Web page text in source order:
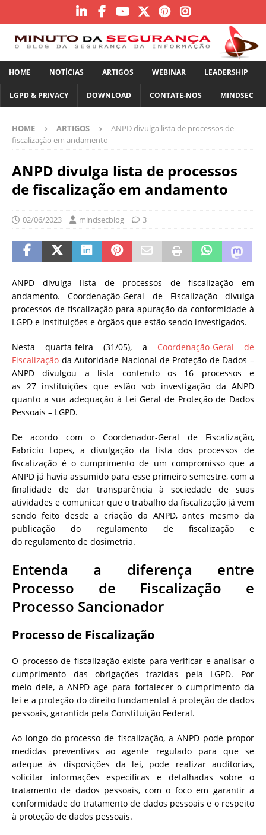
HOME NOTÍCIAS ARTIGOS WEBINAR LEADERSHIP
LGPD & PRIVACY DOWNLOAD CONTATE-NOS MINDSEC
HOME ARTIGOS
ANPD divulga lista de processos de
fiscalização em andamento
ANPD divulga lista de processos
de fiscalização em andamento
02/06/2023 mindsecblog 3
ANPD divulga lista de processos de fiscalização em
andamento. Coordenação-Geral de Fiscalização divulga
processos de fiscalização para apuração da conformidade à
LGPD e instituições e órgãos que estão sendo investigados.
Nesta quarta-feira (31/05), a Coordenação-Geral de
Fiscalização da Autoridade Nacional de Proteção de Dados –
ANPD divulgou a lista contendo os 16 processos e
as 27 instituições que estão sob investigação da ANPD
quanto a sua adequação à Lei Geral de Proteção de Dados
Pessoais – LGPD.
De acordo com o Coordenador-Geral de Fiscalização,
Fabrício Lopes, a divulgação da lista dos processos de
fiscalização é o cumprimento de um compromisso que a
ANPD já havia assumido para esse primeiro semestre, com a
finalidade de dar transparência à sociedade de suas
atividades e comunicar que o trabalho da fiscalização já vem
sendo feito desde a criação da ANPD, antes mesmo da
publicação do regulamento de fiscalização e
do regulamento de dosimetria.
Entenda a diferença entre
Processo de Fiscalização e
Processo Sancionador
Processo de Fiscalização
O processo de fiscalização existe para verificar e analisar o
cumprimento das obrigações trazidas pela LGPD. Por
meio dele, a ANPD age para fortalecer o cumprimento da
lei e a proteção do direito fundamental à proteção de dados
pessoais, garantida pela Constituição Federal.
Ao longo do processo de fiscalização, a ANPD pode propor
medidas preventivas ao agente regulado para que se
adeque às disposições da lei, pode realizar auditorias,
solicitar informações específicas e detalhadas sobre o
tratamento de dados pessoais, com o foco em garantir a
conformidade do tratamento de dados pessoais e o respeito
à proteção de dados pessoais.